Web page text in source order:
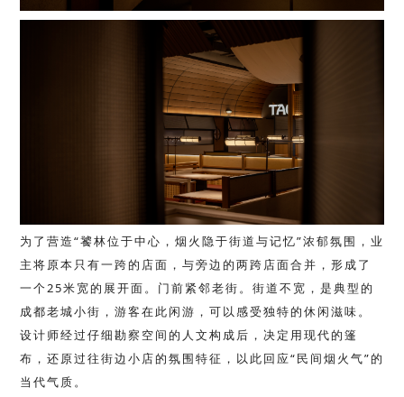
为了营造“饕林位于中心，烟火隐于街道与记忆”浓郁氛围，业
主将原本只有一跨的店面，与旁边的两跨店面合并，形成了
一个25米宽的展开面。门前紧邻老街。街道不宽，是典型的
成都老城小街，游客在此闲游，可以感受独特的休闲滋味。
设计师经过仔细勘察空间的人文构成后，决定用现代的篷
布，还原过往街边小店的氛围特征，以此回应“民间烟火气”的
当代气质。